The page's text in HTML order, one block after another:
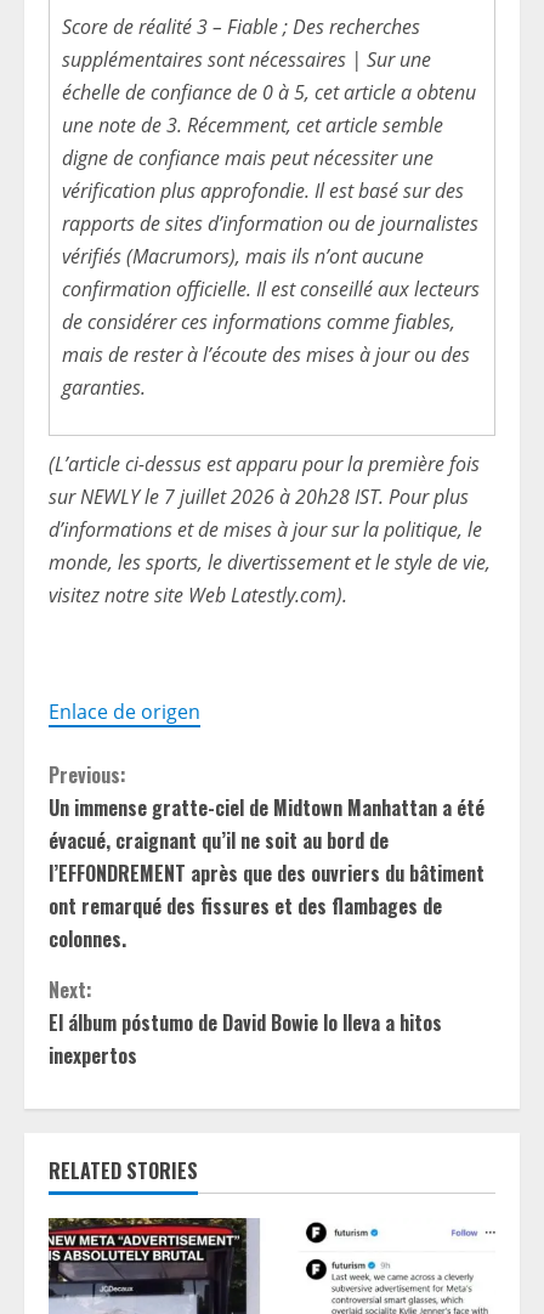
Score de réalité 3 – Fiable ; Des recherches
supplémentaires sont nécessaires | Sur une
échelle de confiance de 0 à 5, cet article a obtenu
une note de 3. Récemment, cet article semble
digne de confiance mais peut nécessiter une
vérification plus approfondie. Il est basé sur des
rapports de sites d’information ou de journalistes
vérifiés (Macrumors), mais ils n’ont aucune
confirmation officielle. Il est conseillé aux lecteurs
de considérer ces informations comme fiables,
mais de rester à l’écoute des mises à jour ou des
garanties.
(L’article ci-dessus est apparu pour la première fois
sur NEWLY le 7 juillet 2026 à 20h28 IST. Pour plus
d’informations et de mises à jour sur la politique, le
monde, les sports, le divertissement et le style de vie,
visitez notre site Web Latestly.com).
Enlace de origen
C
o
n
t
i
n
R
e
a
Previous:
Un immense gratte-ciel de Midtown Manhattan a été
évacué, craignant qu’il ne soit au bord de
l’EFFONDREMENT après que des ouvriers du bâtiment
ont remarqué des fissures et des flambages de
colonnes.
Next:
El álbum póstumo de David Bowie lo lleva a hitos
inexpertos
RELATED STORIES